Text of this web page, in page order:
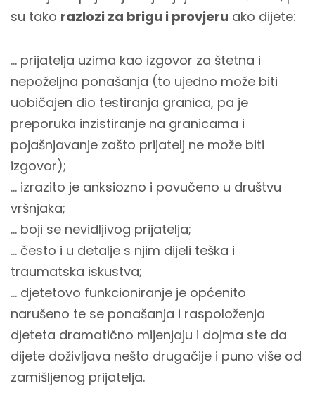
su tako razlozi za brigu i provjeru ako dijete:
... prijatelja uzima kao izgovor za štetna i
nepoželjna ponašanja (to ujedno može biti
uobičajen dio testiranja granica, pa je
preporuka inzistiranje na granicama i
pojašnjavanje zašto prijatelj ne može biti
izgovor);
... izrazito je anksiozno i povučeno u društvu
vršnjaka;
... boji se nevidljivog prijatelja;
... često i u detalje s njim dijeli teška i
traumatska iskustva;
... djetetovo funkcioniranje je općenito
narušeno te se ponašanja i raspoloženja
djeteta dramatično mijenjaju i dojma ste da
dijete doživljava nešto drugačije i puno više od
zamišljenog prijatelja.